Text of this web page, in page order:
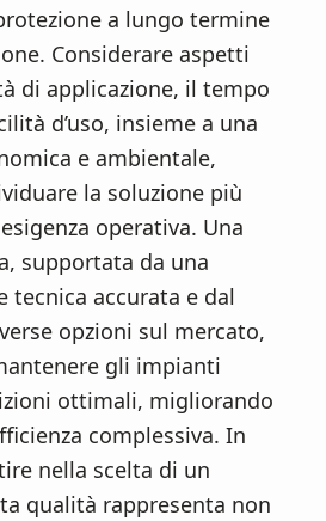
a lungo termine
Considerare aspetti
di applicazione, il tempo
d’uso, insieme a una
e ambientale,
la soluzione più
operativa. Una
supportata da una
tecnica accurata e dal
opzioni sul mercato,
gli impianti
ottimali, migliorando
complessiva. In
nella scelta di un
qualità rappresenta non